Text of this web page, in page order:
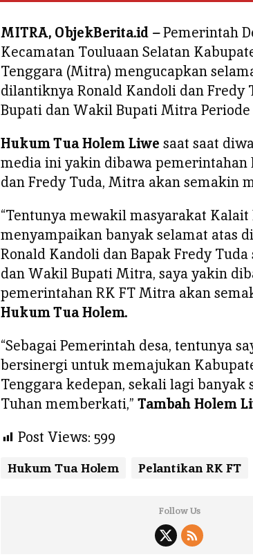
a
n
S
l
a
a
t
K
d
a
K
a
n
d
l
i
T
u
a
MITRA, ObjekBerita.id –Pemerintah
Kecamatan Touluaan Selatan
Tenggara (Mitra) mengucapkan
dilantiknya Ronald Kandoli dan Fredy
Bupati dan Wakil Bupati Mitra Periode
Hukum Tua Holem Liwe saat saat
media ini yakin dibawa pemerintahan
dan Fredy Tuda, Mitra akan semakin
“Tentunya mewakil masyarakat Kalait
menyampaikan banyak selamat atas
Ronald Kandoli dan Bapak Fredy Tuda
dan Wakil Bupati Mitra, saya yakin
pemerintahan RK FT Mitra akan
Hukum Tua Holem.
“Sebagai Pemerintah desa, tentunya
bersinergi untuk memajukan
Tenggara kedepan, sekali lagi banyak
Tuhan memberkati,” Tambah Holem
Post Views: 599
Hukum Tua Holem Pelantikan RK FT
Follow Us